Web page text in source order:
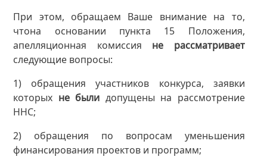
При этом, обращаем Ваше внимание на то,
чтона основании пункта 15 Положения,
апелляционная комиссия не рассматривает
следующие вопросы:
1) обращения участников конкурса, заявки
которых не были допущены на рассмотрение
ННС;
2) обращения по вопросам уменьшения
финансирования проектов и программ;